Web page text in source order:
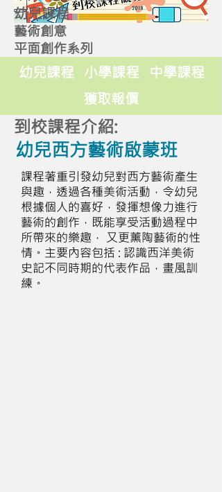
幼兒課程
藝術創意
平面創作系列
幼兒課程 小學課程
中學課程
獲取報價
到校課程介紹:
幼兒西方藝術啟蒙班
課程著重引發幼兒對西方藝術產生
與趣，透過各種美術活動，令幼兒
根據個人的喜好，發揮想像力進行
藝術的創作，既能享受活動過程中
所帶來的樂趣， 又更薰陶藝術的性
情。主要內容包括 : 認識西洋美術
史記不同時期的代表作品，畫風訓
練。